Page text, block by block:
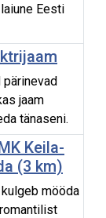
Eesti
jaam
tänaseni.
Keila-
(3 km)
mööda